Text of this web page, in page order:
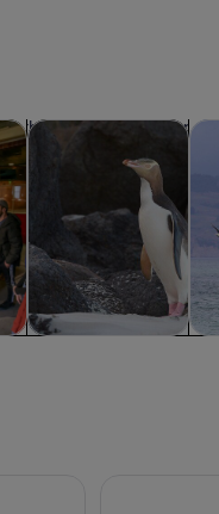
Öppnas i ny flik
Äventyr och friluftsliv